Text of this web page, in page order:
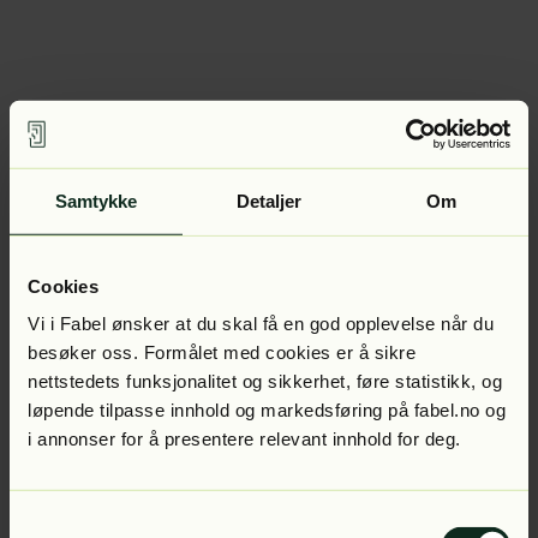
Samtykke Detaljer Om
Cookies
Vi i Fabel ønsker at du skal få en god opplevelse når du
besøker oss. Formålet med cookies er å sikre
nettstedets funksjonalitet og sikkerhet, føre statistikk, og
løpende tilpasse innhold og markedsføring på fabel.no og
i annonser for å presentere relevant innhold for deg.